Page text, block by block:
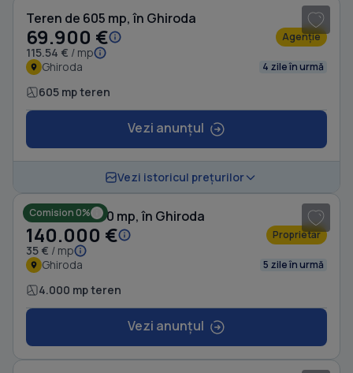
Teren de 605 mp, în Ghiroda
69.900 €
115.54 € / mp
Agenție
Ghiroda 4 zile în urmă
605 mp teren
Vezi anunțul
Vezi istoricul prețurilor
Comision 0%
Teren de 4000 mp, în Ghiroda
140.000 €
35 € / mp
Proprietar
Ghiroda 5 zile în urmă
4.000 mp teren
Vezi anunțul